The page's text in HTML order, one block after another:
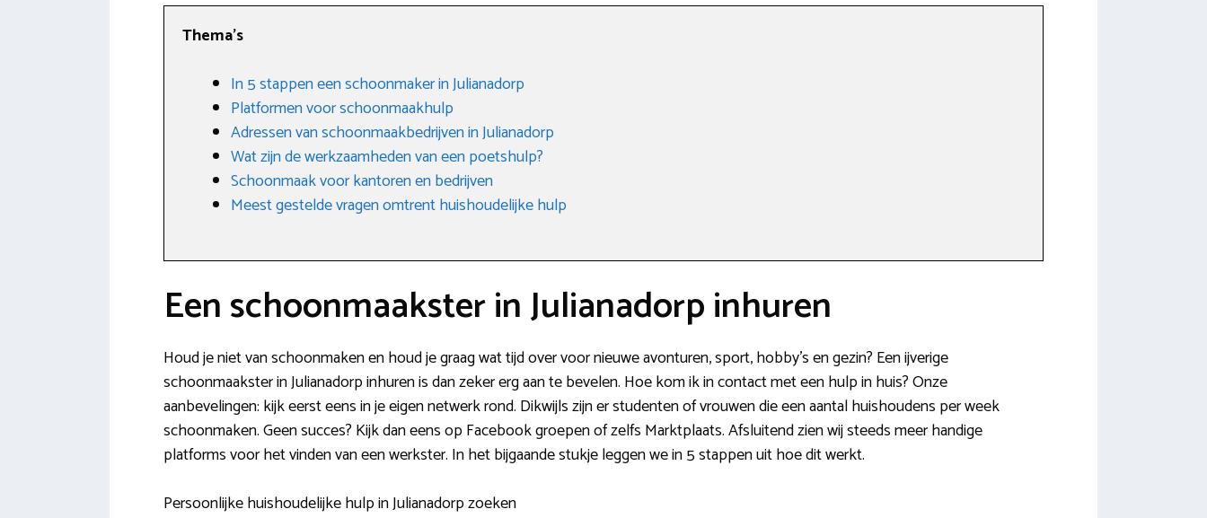
Thema’s
In 5 stappen een schoonmaker in Julianadorp
Platformen voor schoonmaakhulp
Adressen van schoonmaakbedrijven in Julianadorp
Wat zijn de werkzaamheden van een poetshulp?
Schoonmaak voor kantoren en bedrijven
Meest gestelde vragen omtrent huishoudelijke hulp
Een schoonmaakster in Julianadorp inhuren
Houd je niet van schoonmaken en houd je graag wat tijd over voor nieuwe avonturen, sport, hobby’s en gezin? Een ijverige
schoonmaakster in Julianadorp inhuren is dan zeker erg aan te bevelen. Hoe kom ik in contact met een hulp in huis? Onze
aanbevelingen: kijk eerst eens in je eigen netwerk rond. Dikwijls zijn er studenten of vrouwen die een aantal huishoudens per week
schoonmaken. Geen succes? Kijk dan eens op Facebook groepen of zelfs Marktplaats. Afsluitend zien wij steeds meer handige
platforms voor het vinden van een werkster. In het bijgaande stukje leggen we in 5 stappen uit hoe dit werkt.
Persoonlijke huishoudelijke hulp in Julianadorp zoeken